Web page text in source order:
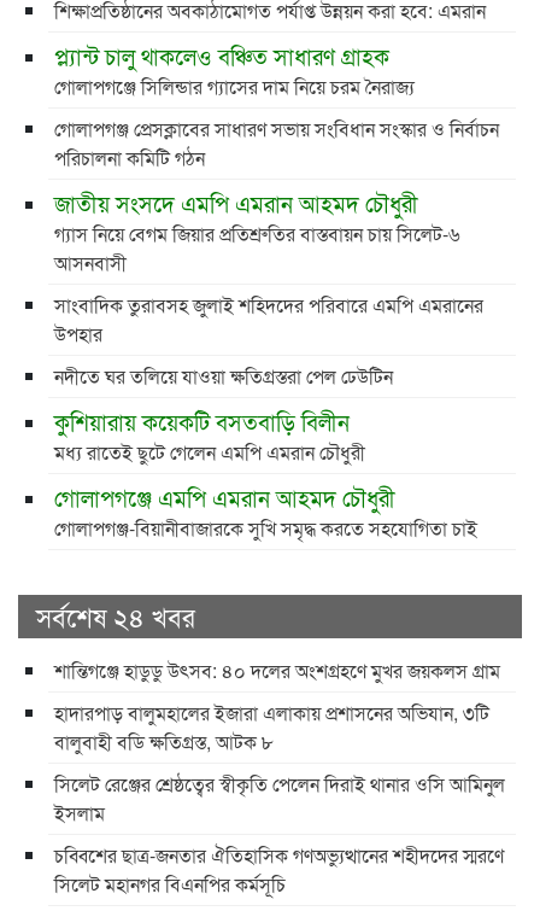
শিক্ষাপ্রতিষ্ঠানের অবকাঠামোগত পর্যাপ্ত উন্নয়ন করা হবে: এমরান
প্ল্যান্ট চালু থাকলেও বঞ্চিত সাধারণ গ্রাহক
গোলাপগঞ্জে সিলিন্ডার গ্যাসের দাম নিয়ে চরম নৈরাজ্য
গোলাপগঞ্জ প্রেসক্লাবের সাধারণ সভায় সংবিধান সংস্কার ও নির্বাচন
পরিচালনা কমিটি গঠন
জাতীয় সংসদে এমপি এমরান আহমদ চৌধুরী
গ্যাস নিয়ে বেগম জিয়ার প্রতিশ্রুতির বাস্তবায়ন চায় সিলেট-৬
আসনবাসী
সাংবাদিক তুরাবসহ জুলাই শহিদদের পরিবারে এমপি এমরানের
উপহার
নদীতে ঘর তলিয়ে যাওয়া ক্ষতিগ্রস্তরা পেল ঢেউটিন
কুশিয়ারায় কয়েকটি বসতবাড়ি বিলীন
মধ্য রাতেই ছুটে গেলেন এমপি এমরান চৌধুরী
গোলাপগঞ্জে এমপি এমরান আহমদ চৌধুরী
গোলাপগঞ্জ-বিয়ানীবাজারকে সুখি সমৃদ্ধ করতে সহযোগিতা চাই
সর্বশেষ ২৪ খবর
শান্তিগঞ্জে হাডুডু উৎসব: ৪০ দলের অংশগ্রহণে মুখর জয়কলস গ্রাম
হাদারপাড় বালুমহালের ইজারা এলাকায় প্রশাসনের অভিযান, ৩টি
বালুবাহী বডি ক্ষতিগ্রস্ত, আটক ৮
সিলেট রেঞ্জের শ্রেষ্ঠত্বের স্বীকৃতি পেলেন দিরাই থানার ওসি আমিনুল
ইসলাম
চব্বিশের ছাত্র-জনতার ঐতিহাসিক গণঅভ্যুত্থানের শহীদদের স্মরণে
সিলেট মহানগর বিএনপির কর্মসূচি